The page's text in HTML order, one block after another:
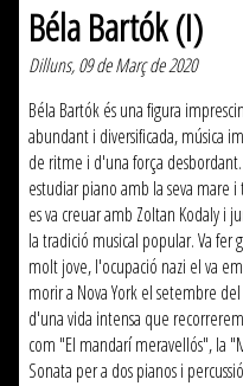
Béla Bartók (I)
Dilluns, 09 de Març de 2020
Béla Bartók és una figura
abundant i diversificada, música
de ritme i d'una força
estudiar piano amb la seva mare
es va creuar amb Zoltan Kodaly i
la tradició musical popular. Va fer
molt jove, l'ocupació nazi el va
morir a Nova York el setembre
d'una vida intensa que
com "El mandarí meravellós", la
Sonata per a dos pianos i